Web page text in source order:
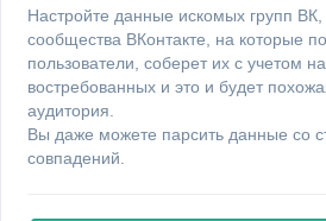
Настройте данные искомых групп
сообщества ВКонтакте, на которые
пользователи, соберет их с учетом
востребованных и это и будет
аудитория.
Вы даже можете парсить данные со
совпадений.